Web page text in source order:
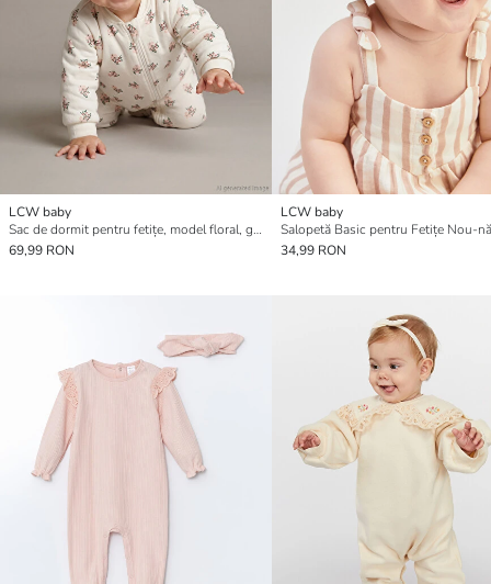
LCW baby
Sac de dormit pentru fetițe, model floral, grosime 2.5 Tog
69,99 RON
LCW baby
34,99 RON